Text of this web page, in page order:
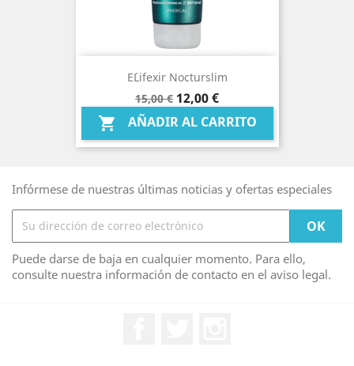
E´lifexir Nocturslim
Precio
base
15,00 € Precio
12,00 €
 AÑADIR AL CARRITO
Infórmese de nuestras últimas noticias y ofertas especiales
Puede darse de baja en cualquier momento. Para ello,
consulte nuestra información de contacto en el aviso legal.